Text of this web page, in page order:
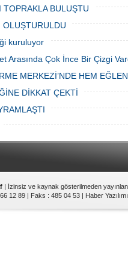
TOPRAKLA BULUŞTU
OLUŞTURULDU
kuruluyor
Arasında Çok İnce Bir Çizgi
MERKEZİ’NDE HEM
DİKKAT ÇEKTİ
| İzinsiz ve kaynak gösterilmeden
12 89 | Faks : 485 04 53 | Haber Yazılımı